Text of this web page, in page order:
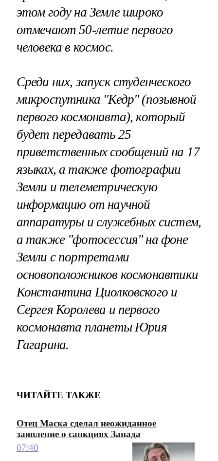
этом году на Земле широко
отмечают 50-летие первого
человека в космос.
Среди них, запуск студенческого
микроспутника "Кедр" (позывной
первого космонавта), который
будет передавать 25
приветственных сообщений на 17
языках, а также фотографии
Земли и телеметрическую
информацию от научной
аппаратуры и служебных систем,
а также "фотосессия" на фоне
Земли с портретами
основоположников космонавтики
Константина Циолковского и
Сергея Королева и первого
космонавта планеты Юрия
Гагарина.
ЧИТАЙТЕ ТАКЖЕ
Отец Маска сделал неожиданное
заявление о санкциях Запада
07:40